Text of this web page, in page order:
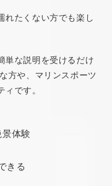
れたくない方でも楽し
単な説明を受けるだけ
方や、マリンスポーツ
です。
景体験
きる